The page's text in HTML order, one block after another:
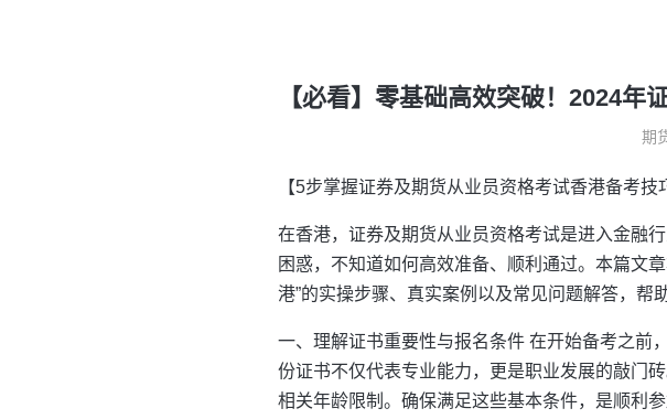
【必看】零基础高效突破！2024
期
【5步掌握证券及期货从业员资格考试香港备考技
在香港，证券及期货从业员资格考试是进入金融
困惑，不知道如何高效准备、顺利通过。本篇文
港”的实操步骤、真实案例以及常见问题解答，帮
一、理解证书重要性与报名条件 在开始备考之前
份证书不仅代表专业能力，更是职业发展的敲门
相关年龄限制。确保满足这些基本条件，是顺利参